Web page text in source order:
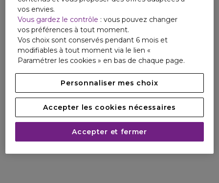
vos envies.
Vous gardez le contrôle : vous pouvez changer
vos préférences à tout moment.
Vos choix sont conservés pendant 6 mois et
modifiables à tout moment via le lien «
Paramétrer les cookies » en bas de chaque page.
Personnaliser mes choix
Accepter les cookies nécessaires
Accepter et fermer